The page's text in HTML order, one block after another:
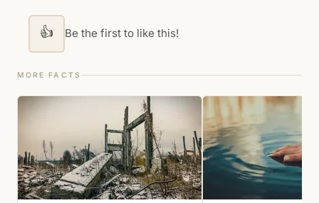
👍 Be the first to like this!
MORE FACTS